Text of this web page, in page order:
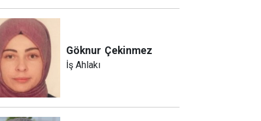
Göknur Çekinmez
İş Ahlakı